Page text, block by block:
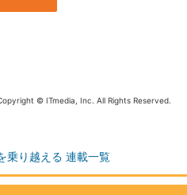
© ITmedia, Inc. All Rights Reserved.
乗り越える 連載一覧